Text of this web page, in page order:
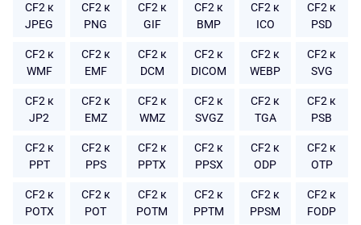
CF2 к
JPEG
CF2 к
PNG
CF2 к
GIF
CF2 к
BMP
CF2 к
ICO
CF2 к
PSD
CF2 к
WMF
CF2 к
EMF
CF2 к
DCM
CF2 к
DICOM
CF2 к
WEBP
CF2 к
SVG
CF2 к
JP2
CF2 к
EMZ
CF2 к
WMZ
CF2 к
SVGZ
CF2 к
TGA
CF2 к
PSB
CF2 к
PPT
CF2 к
PPS
CF2 к
PPTX
CF2 к
PPSX
CF2 к
ODP
CF2 к
OTP
CF2 к
POTX
CF2 к
POT
CF2 к
POTM
CF2 к
PPTM
CF2 к
PPSM
CF2 к
FODP